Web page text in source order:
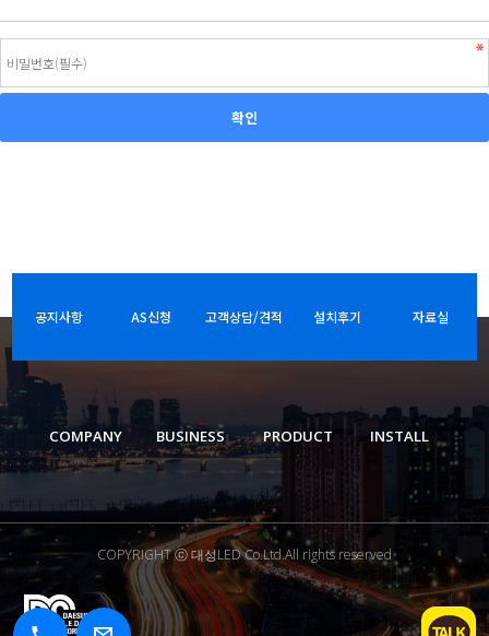
공지사항 AS신청 고객상담/견적 설치후기 자료실
COMPANY BUSINESS PRODUCT INSTALL
COPYRIGHT ⓒ 대성LED Co.Ltd.All rights reserved